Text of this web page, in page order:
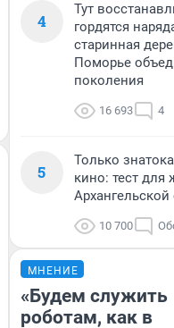
4
Тут
гордятся
старинная
Поморье
поколения
16 693 4
5
Только
кино: тест для
Архангельской
10 700
МНЕНИЕ
«Будем служить
роботам, как в